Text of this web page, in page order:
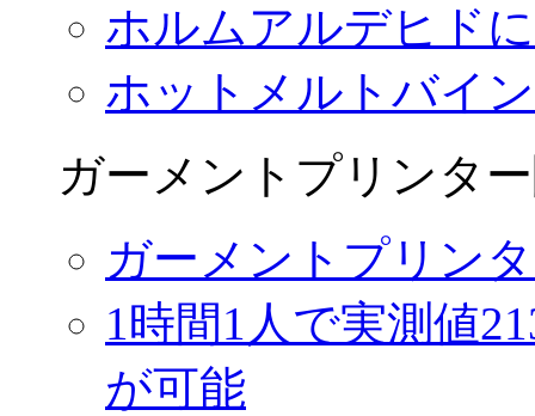
ホルムアルデヒド
ホットメルトバイ
ガーメントプリンタ
ガーメントプリン
1時間1人で実測値
が可能